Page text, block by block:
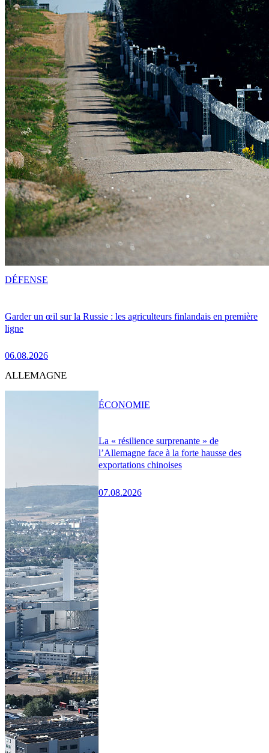
Garder un œil sur la Russie : les agriculteurs finlandais en première
ligne
06.08.2026
DÉFENSE
ALLEMAGNE
La « résilience surprenante » de
l’Allemagne face à la forte hausse des
exportations chinoises
07.08.2026
ÉCONOMIE